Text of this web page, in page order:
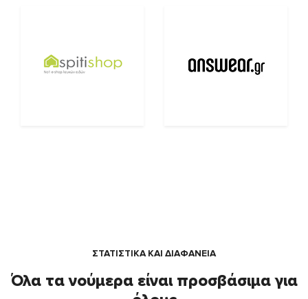
ΣΤΑΤΙΣΤΙΚΑ ΚΑΙ ΔΙΑΦΑΝΕΙΑ
Όλα τα νούμερα είναι προσβάσιμα για